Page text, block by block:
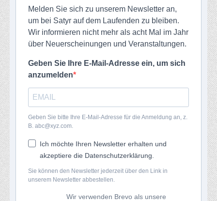
Melden Sie sich zu unserem Newsletter an,
um bei Satyr auf dem Laufenden zu bleiben.
Wir informieren nicht mehr als acht Mal im Jahr
über Neuerscheinungen und Veranstaltungen.
Geben Sie Ihre E-Mail-Adresse ein, um sich
anzumelden
Geben Sie bitte Ihre E-Mail-Adresse für die Anmeldung an, z.
B. abc@xyz.com.
Ich möchte Ihren Newsletter erhalten und
akzeptiere die Datenschutzerklärung.
Sie können den Newsletter jederzeit über den Link in
unserem Newsletter abbestellen.
Wir verwenden Brevo als unsere